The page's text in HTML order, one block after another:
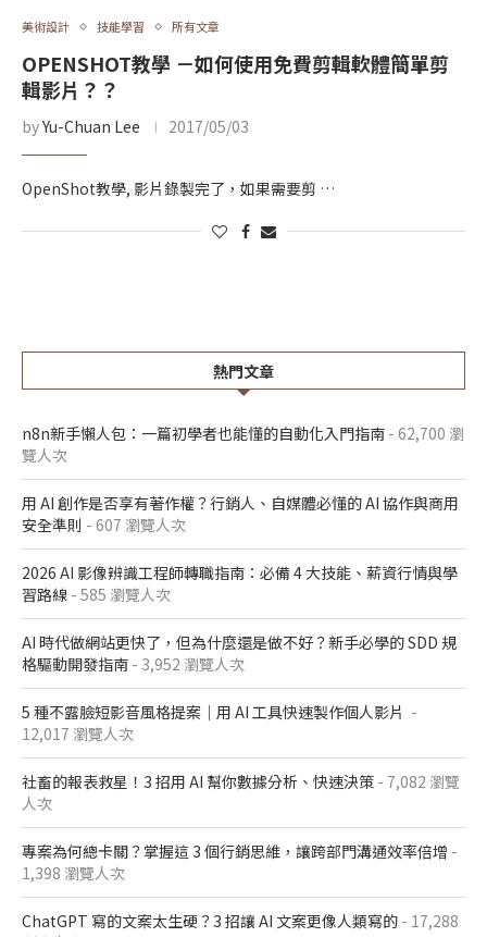
美術設計 技能學習 所有文章
OPENSHOT教學 －如何使用免費剪輯軟體簡單剪
輯影片？？
byYu-Chuan Lee 2017/05/03
OpenShot教學, 影片錄製完了，如果需要剪 …
熱門文章
n8n新手懶人包：一篇初學者也能懂的自動化入門指南 - 62,700 瀏
覽人次
用 AI 創作是否享有著作權？行銷人、自媒體必懂的 AI 協作與商用
安全準則 - 607 瀏覽人次
2026 AI 影像辨識工程師轉職指南：必備 4 大技能、薪資行情與學
習路線 - 585 瀏覽人次
AI 時代做網站更快了，但為什麼還是做不好？新手必學的 SDD 規
格驅動開發指南 - 3,952 瀏覽人次
5 種不露臉短影音風格提案｜用 AI 工具快速製作個人影片 -
12,017 瀏覽人次
社畜的報表救星！3 招用 AI 幫你數據分析、快速決策 - 7,082 瀏覽
人次
專案為何總卡關？掌握這 3 個行銷思維，讓跨部門溝通效率倍增 -
1,398 瀏覽人次
ChatGPT 寫的文案太生硬？3 招讓 AI 文案更像人類寫的 - 17,288